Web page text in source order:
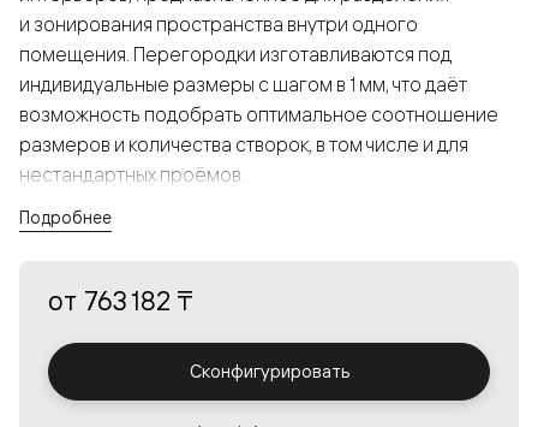
и зонирования пространства внутри одного
помещения. Перегородки изготавливаются под
индивидуальные размеры с шагом в 1 мм, что даёт
возможность подобрать оптимальное соотношение
размеров и количества створок, в том числе и для
нестандартных проёмов.
а большой выбор вставок из стекла с различными
решения в интерьере и варьировать освещённость.
Подробнее
от 763 182 ₸
Сконфигурировать